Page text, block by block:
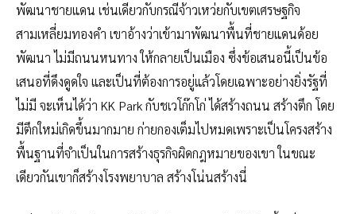
พัฒนาชายแดน เช่นเดียวกับกรณีจ้าวเหว่ยกับเขตเศรษฐกิจ
สามเหลี่ยมทองคำ เขาอ้างว่าเข้ามาพัฒนาพื้นที่ชายแดนด้อย
พัฒนา ไม่มีถนนหนทาง ให้กลายเป็นเมือง ซึ่งข้อเสนอนี้เป็นข้อ
เสนอที่ดึงดูดใจ และเป็นที่ต้องการอยู่แล้วโดยเฉพาะอย่างยิ่งรัฐที่
ไม่มี จะเห็นได้ว่า KK Park กับชเวโก๊กโก่ ได้สร้างถนน สร้างตึก โดย
มีตึกใหม่เกิดขึ้นมากมาย ก่ายกองเต็มไปหมดเพราะเป็นโครงสร้าง
พื้นฐานที่จำเป็นในการสร้างธุรกิจผิดกฎหมายของเขา ในขณะ
เดียวกันเขาก็สร้างโรงพยาบาล สร้างโน่นสร้างนี่